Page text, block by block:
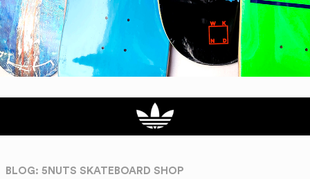
BLOG: 5NUTS SKATEBOARD SHOP